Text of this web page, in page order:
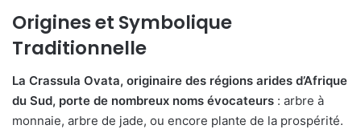
Origines et Symbolique
Traditionnelle
La Crassula Ovata, originaire des régions arides d’Afrique
du Sud, porte de nombreux noms évocateurs : arbre à
monnaie, arbre de jade, ou encore plante de la prospérité.